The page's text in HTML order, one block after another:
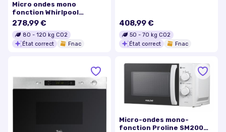
Micro ondes mono
fonction Whirlpool
WMNA02BBF
278,99 €
80 - 120 kg CO2
État correct
Fnac
408,99 €
50 - 70 kg CO2
État correct
Fnac
Micro-ondes mono-
fonction Proline SM200